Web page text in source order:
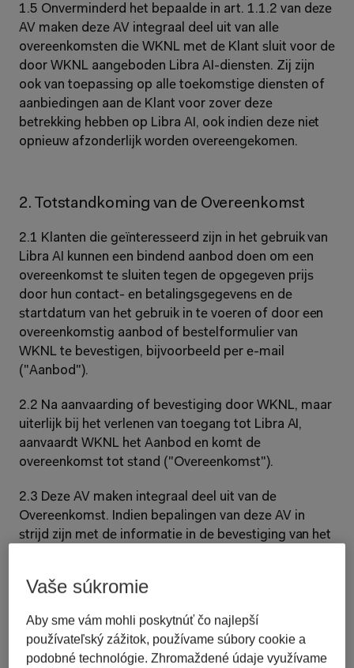
1.5 Onverminderd het bepaalde in art. 1.1.2 van deze
AV maken deze AV integraal deel uit van alle
overeenkomsten die WKNL met de Klant sluit voor de
door WKNL aangeboden Libra AI-diensten. Zij zijn
ook van toepassing op alle toekomstige diensten of
aanbiedingen aan de Klant voor zover deze
betrekking hebben op Libra AI, ook indien deze niet
opnieuw afzonderlijk worden overeengekomen.
2. Totstandkoming van de Overeenkomst
2.1 Klanten die geïnteresseerd zijn in het gebruik van
Libra AI kunnen een bindend aanbod doen om een
overeenkomst te sluiten tegen de opgegeven prijs
door hun contact- en betalingsgegevens en de
startdatum van het gebruik in te voeren of door een
overeenkomstig aanbod of bestelformulier van
WKNL te bevestigen, bijvoorbeeld per e-mail
("Aanbod").
2.2 Na aanvaarding of bevestiging door WKNL, maar
uiterlijk bij het verlenen van toegang tot Libra AI,
aanvaardt WKNL het Aanbod en komt de
overeenkomst tot stand ("Overeenkomst").
2.3 Deze AV maken integraal deel uit van de
Overeenkomst. Indien bepalingen van deze AV in
strijd zijn met de informatie in de bevestiging van het
werking en/of beschikbaarheid van producten en
diensten van derden ("Producten van Derden") die
door de Klant worden gebruikt in verband met Libra
Vaše súkromie
Aby sme vám mohli poskytnúť čo najlepší
používateľský zážitok, používame súbory cookie a
podobné technológie. Zhromaždené údaje využívame